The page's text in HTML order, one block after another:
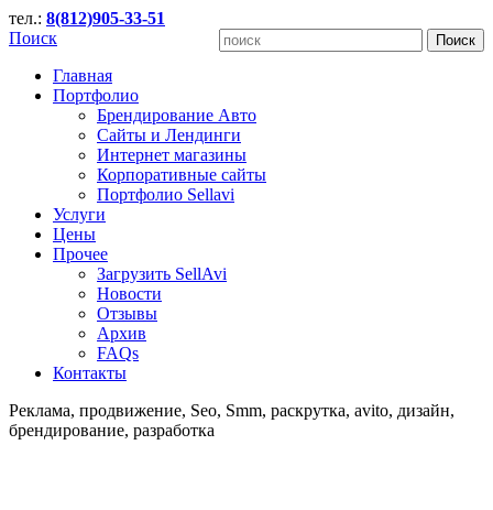
тел.: 8(812)905-33-51
Поиск
Главная
Портфолио
Брендирование Авто
Сайты и Лендинги
Интернет магазины
Корпоративные сайты
Портфолио Sellavi
Услуги
Цены
Прочее
Загрузить SellAvi
Новости
Отзывы
Архив
FAQs
Контакты
Реклама, продвижение, Seo, Smm, раскрутка, avito, дизайн,
брендирование, разработка